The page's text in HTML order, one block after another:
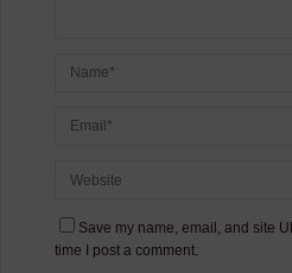
Save my name, email, and site
time I post a comment.